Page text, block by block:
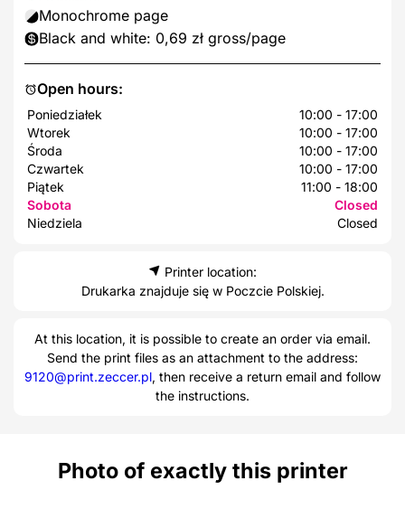
Open hours:
Poniedziałek
10:00 - 17:00
Wtorek
10:00 - 17:00
Środa
10:00 - 17:00
Czwartek
10:00 - 17:00
Piątek
11:00 - 18:00
Sobota
Closed
Niedziela
Closed
Monochrome page
Black and white: 0,69 zł gross/page
Printer location:
Drukarka znajduje się w Poczcie Polskiej.
At this location, it is possible to create an order via email.
Send the print files as an attachment to the address:
9120@print.zeccer.pl, then receive a return email and follow
the instructions.
Photo of exactly this printer